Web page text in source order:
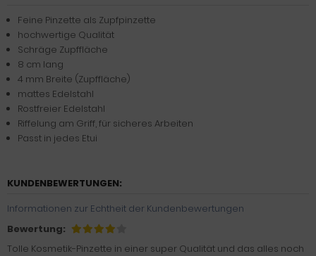
Feine Pinzette als Zupfpinzette
hochwertige Qualität
Schräge Zupffläche
8 cm lang
4 mm Breite (Zupffläche)
mattes Edelstahl
Rostfreier Edelstahl
Riffelung am Griff, für sicheres Arbeiten
Passt in jedes Etui
KUNDENBEWERTUNGEN:
Informationen zur Echtheit der Kundenbewertungen
Bewertung:
Tolle Kosmetik-Pinzette in einer super Qualität und das alles noch